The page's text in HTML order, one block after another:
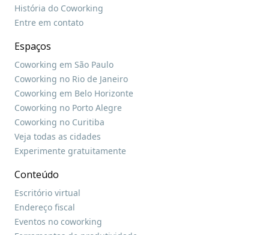
História do Coworking
Entre em contato
Espaços
Coworking em São Paulo
Coworking no Rio de Janeiro
Coworking em Belo Horizonte
Coworking no Porto Alegre
Coworking no Curitiba
Veja todas as cidades
Experimente gratuitamente
Conteúdo
Escritório virtual
Endereço fiscal
Eventos no coworking